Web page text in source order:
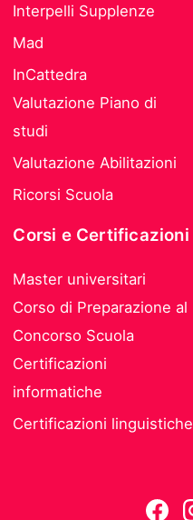
Interpelli Supplenze
Mad
InCattedra
Valutazione Piano di
studi
Valutazione Abilitazioni
Ricorsi Scuola
Corsi e Certificazioni
Master universitari
Corso di Preparazione al
Concorso Scuola
Certificazioni
informatiche
Certificazioni linguistiche